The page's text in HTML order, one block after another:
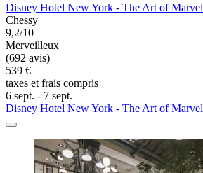
Disney Hotel New York - The Art of Marvel
Chessy
9,2/10
Merveilleux
(692 avis)
539 €
taxes et frais compris
6 sept. - 7 sept.
Disney Hotel New York - The Art of Marvel